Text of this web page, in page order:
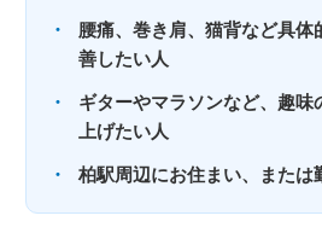
・
腰痛、巻き肩、猫背など具
善したい人
・
ギターやマラソンなど、趣
上げたい人
・
柏駅周辺にお住まい、または